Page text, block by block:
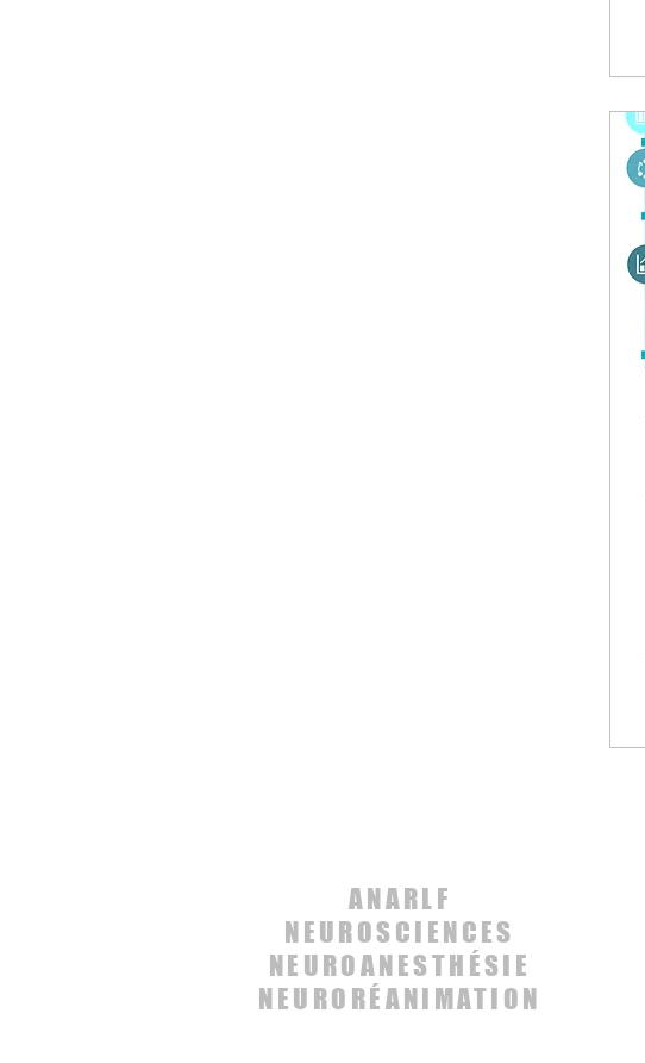
ANARLF
NEUROSCIENCES
NEUROANESTHÉSIE
NEURORÉANIMATION